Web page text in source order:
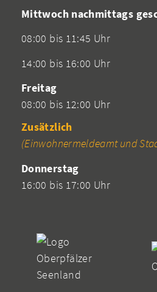
Mittwoch nachmittags
08:00 bis 11:45 Uhr
14:00 bis 16:00 Uhr
Freitag
08:00 bis 12:00 Uhr
Zusätzlich
(Einwohnermeldeamt und
Donnerstag
16:00 bis 17:00 Uhr